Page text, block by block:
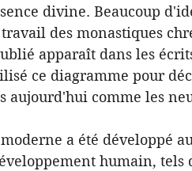
divine. Beaucoup
des monastiques
apparaît dans les
ce diagramme pour
aujourd'hui comme les
a été développé
humain,